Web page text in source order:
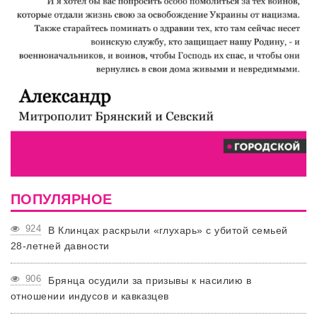
ПОПУЛЯРНОЕ
924
В Клинцах раскрыли «глухарь» с убитой семьей
28-летней давности
906
Брянца осудили за призывы к насилию в
отношении индусов и кавказцев